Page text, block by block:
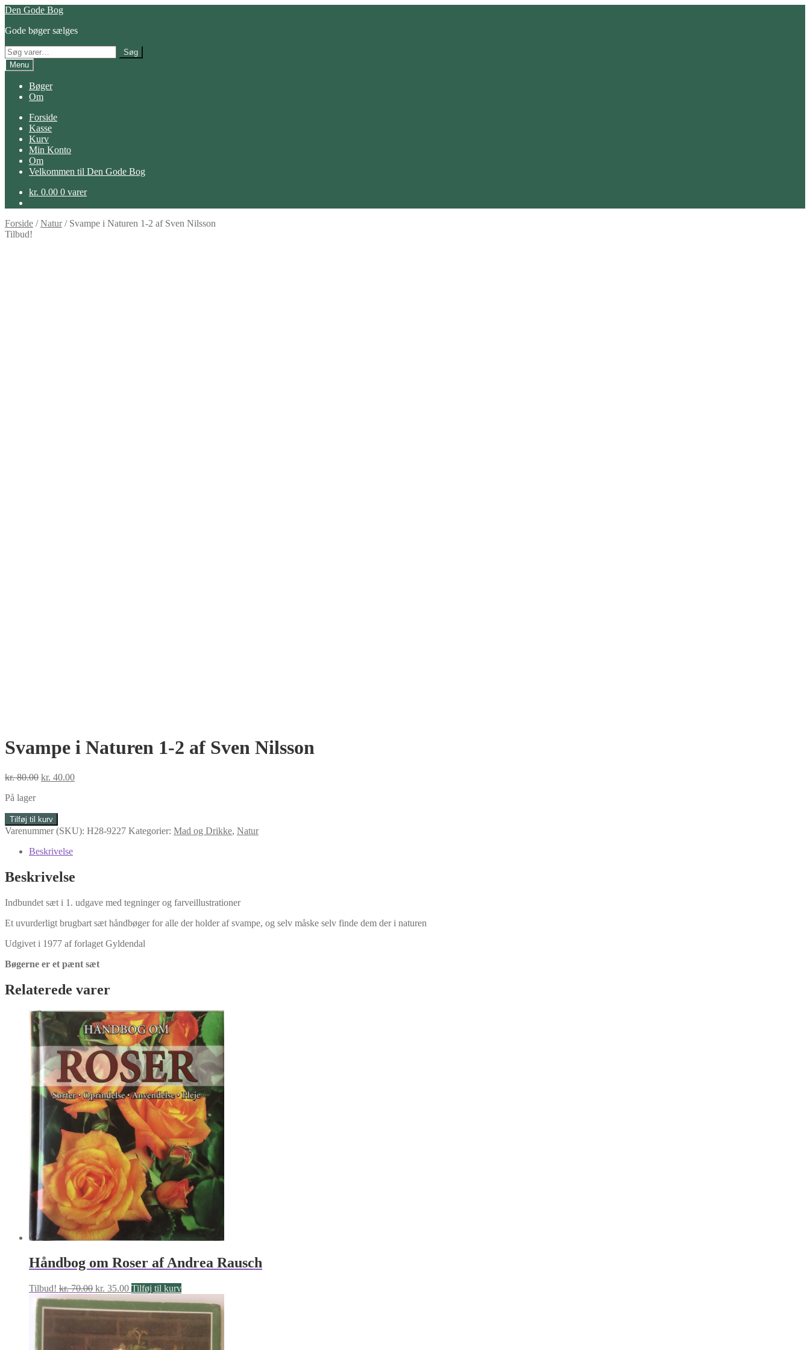
Spring
navigation
Spring
indhold
Den Gode Bog
Gode bøger sælges
Søg
efter:
Søg
Menu
Bøger
Om
Forside
Kasse
Kurv
Min Konto
Om
Velkommen til Den Gode Bog
kr. 0.00 0 varer
Forside /Natur/ Svampe i Naturen 1-2 af Sven Nilsson
Tilbud!
Svampe i Naturen 1-2 af Sven Nilsson
kr.80.00 Den
kr. 80.00.
kr. 40.00Den
På lager
Svampe
i
af
Sven
antal
Tilføj til kurv
Varenummer (SKU): H28-9227 Kategorier: Mad og Drikke, Natur
Beskrivelse
Beskrivelse
Indbundet sæt i 1. udgave med tegninger og farveillustrationer
Et uvurderligt brugbart sæt håndbøger for alle der holder af svampe, og selv måske selv finde dem der i naturen
Udgivet i 1977 af forlaget Gyldendal
Bøgerne er et pænt sæt
Relaterede varer
Håndbog om Roser af Andrea Rausch
Tilbud! kr.70.00 Den
oprindelige
pris
var:
kr. 70.00.
kr. 35.00Den
aktuelle
pris
er:
kr. 35.00.
Tilføj til kurv